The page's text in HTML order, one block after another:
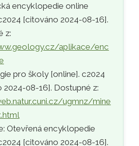
encyklopedie online
[citováno 2024-08-16].
z:
aplikace/enc
pro školy [online]. c2024
2024-08-16]. Dostupné z:
ugmnz/mine
Otevřená encyklopedie
[citováno 2024-08-16].